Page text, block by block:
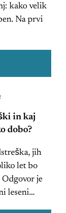
kako velik
Na prvi
in kaj
dobo?
jih
let bo
je
leseni…